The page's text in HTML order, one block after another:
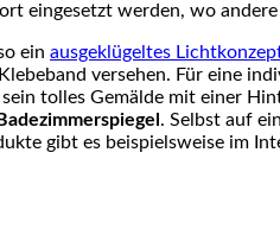
eingesetzt werden, wo
ein ausgeklügeltes
versehen. Für eine
tolles Gemälde mit einer
. Selbst auf
gibt es beispielsweise im